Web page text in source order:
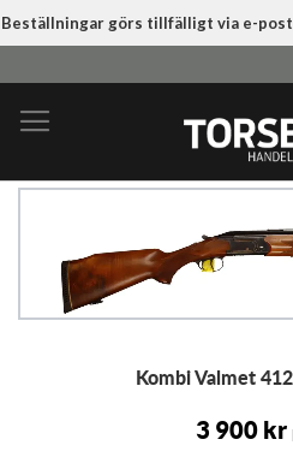
Beställningar görs tillfälligt via e-
till
innehållet
bildgalleriet
Kombi Valmet
3 900 kr